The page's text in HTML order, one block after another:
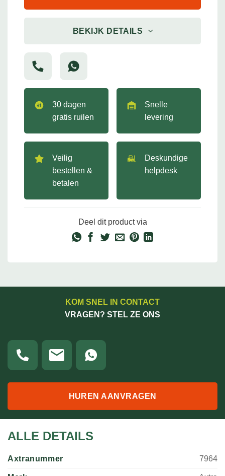
BEKIJK DETAILS
30 dagen
gratis ruilen
Snelle
levering
Veilig
bestellen &
betalen
Deskundige
helpdesk
Deel dit product via
KOM SNEL IN CONTACT
VRAGEN? STEL ZE ONS
HUREN AANVRAGEN
ALLE DETAILS
Axtranummer 7964